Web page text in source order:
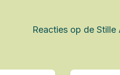
Reacties op de